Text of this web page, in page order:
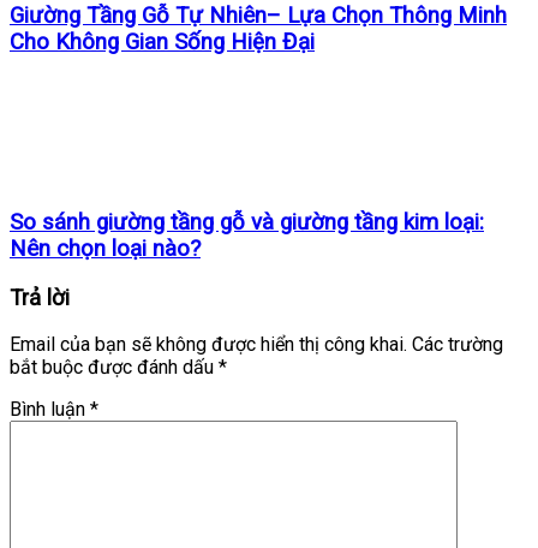
Giường Tầng Gỗ Tự Nhiên– Lựa Chọn Thông Minh
Cho Không Gian Sống Hiện Đại
So sánh giường tầng gỗ và giường tầng kim loại:
Nên chọn loại nào?
Trả lời
Email của bạn sẽ không được hiển thị công khai. Các trường
bắt buộc được đánh dấu *
Bình luận *